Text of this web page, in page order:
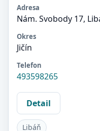
Adresa
Nám. Svobody 17,
Okres
Jičín
Telefon
493598265
Detail
Libáň